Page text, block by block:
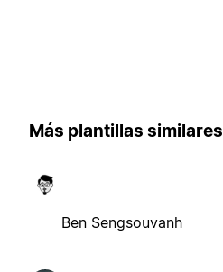
Más plantillas similares
Ben Sengsouvanh